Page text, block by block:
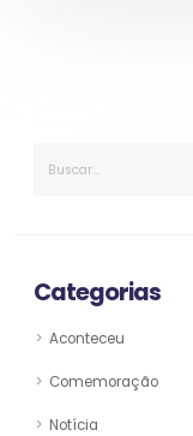
Categorias
Aconteceu
Comemoração
Notícia